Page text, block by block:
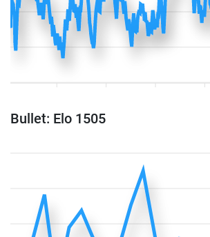
Bullet: Elo 1505